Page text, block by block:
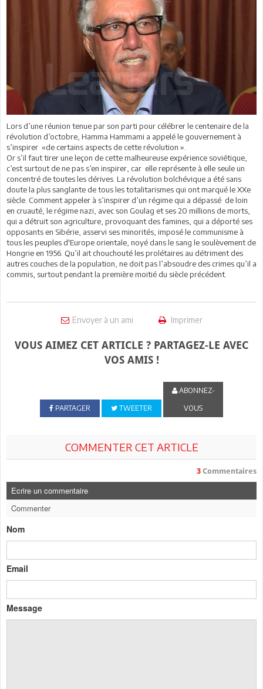
Lors d’une réunion tenue par son parti pour célébrer le centenaire de la
révolution d’octobre, Hamma Hammami a appelé le gouvernement à
s’inspirer «de certains aspects de cette révolution ».
Or s’il faut tirer une leçon de cette malheureuse expérience soviétique,
c’est surtout de ne pas s’en inspirer, car elle représente à elle seule un
concentré de toutes les dérives. La révolution bolchévique a été sans
doute la plus sanglante de tous les totalitarismes qui ont marqué le XXe
siècle. Comment appeler à s’inspirer d’un régime qui a dépassé de loin
en cruauté, le régime nazi, avec son Goulag et ses 20 millions de morts,
qui a détruit son agriculture, provoquant des famines, qui a déporté ses
opposants en Sibérie, asservi ses minorités, imposé le communisme à
tous les peuples d'Europe orientale, noyé dans le sang le soulèvement de
Hongrie en 1956. Qu’il ait chouchouté les prolétaires au détriment des
autres couches de la population, ne doit pas l’absoudre des crimes qu’il a
commis, surtout pendant la première moitié du siècle précédent.
Envoyer à un ami Imprimer
VOUS AIMEZ CET ARTICLE ? PARTAGEZ-LE AVEC
VOS AMIS !
PARTAGER TWEETER
ABONNEZ-
VOUS
COMMENTER CET ARTICLE
3 Commentaires
Ecrire un commentaire
Commenter
Nom
Email
Message